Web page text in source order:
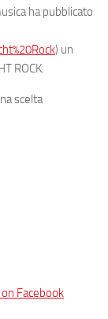
ha pubblicato
) un
ROCK.
scelta
on Facebook